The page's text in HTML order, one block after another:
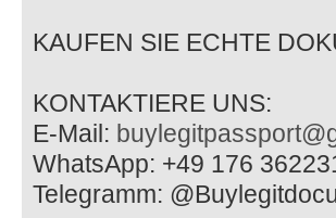
KAUFEN SIE ECHTE
KONTAKTIERE UNS:
E-Mail:
WhatsApp: +49 176
Telegramm: